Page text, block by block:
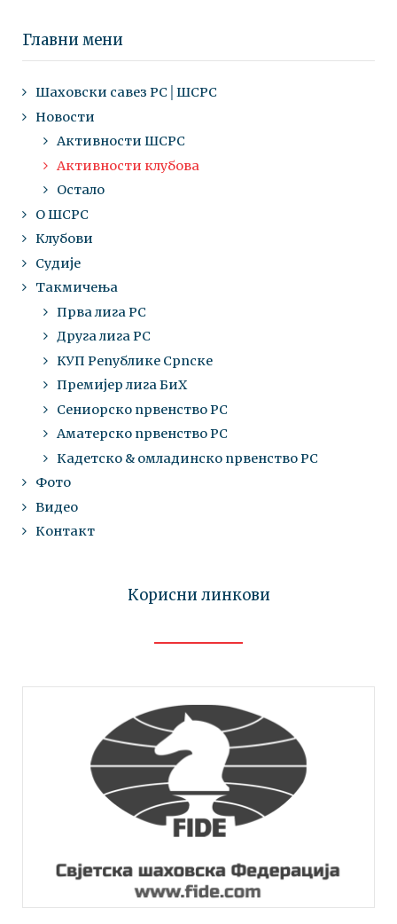
Главни мени
Шаховски савез РС│ШСРС
Новости
Активности ШСРС
Активности клубова
Остало
О ШСРС
Клубови
Судије
Такмичења
Прва лига РС
Друга лига РС
КУП Републике Српске
Премијер лига БиХ
Сениорско првенство РС
Аматерско првенство РС
Кадетско & омладинско првенство РС
Фото
Видео
Контакт
Корисни линкови